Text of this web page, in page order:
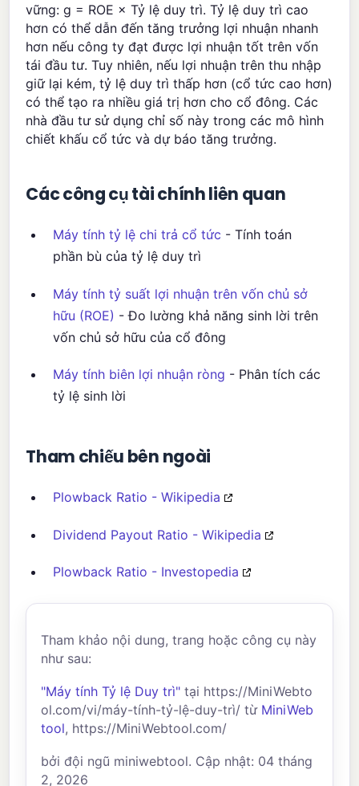
vững: g = ROE × Tỷ lệ duy trì. Tỷ lệ duy trì cao
hơn có thể dẫn đến tăng trưởng lợi nhuận nhanh
hơn nếu công ty đạt được lợi nhuận tốt trên vốn
tái đầu tư. Tuy nhiên, nếu lợi nhuận trên thu nhập
giữ lại kém, tỷ lệ duy trì thấp hơn (cổ tức cao hơn)
có thể tạo ra nhiều giá trị hơn cho cổ đông. Các
nhà đầu tư sử dụng chỉ số này trong các mô hình
chiết khấu cổ tức và dự báo tăng trưởng.
Các công cụ tài chính liên quan
Máy tính tỷ lệ chi trả cổ tức - Tính toán
phần bù của tỷ lệ duy trì
Máy tính tỷ suất lợi nhuận trên vốn chủ sở
hữu (ROE) - Đo lường khả năng sinh lời trên
vốn chủ sở hữu của cổ đông
Máy tính biên lợi nhuận ròng - Phân tích các
tỷ lệ sinh lời
Tham chiếu bên ngoài
Plowback Ratio - Wikipedia
Dividend Payout Ratio - Wikipedia
Plowback Ratio - Investopedia
Tham khảo nội dung, trang hoặc công cụ này
như sau:
"Máy tính Tỷ lệ Duy trì" tại https://MiniWebto
ol.com/vi/máy-tính-tỷ-lệ-duy-trì/ từ MiniWeb
tool, https://MiniWebtool.com/
bởi đội ngũ miniwebtool. Cập nhật: 04 tháng
2, 2026